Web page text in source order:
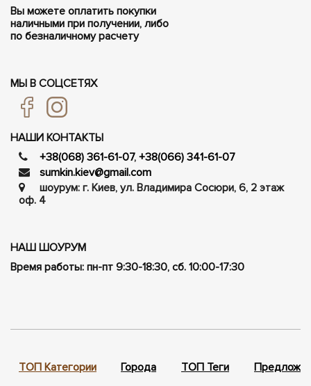
Вы можете оплатить покупки
наличными при получении, либо
по безналичному расчету
МЫ В СОЦСЕТЯХ
НАШИ КОНТАКТЫ
+38(068) 361-61-07, +38(066) 341-61-07
sumkin.kiev@gmail.com
шоурум: г. Киев, ул. Владимира Сосюри, ​​6, 2 этаж
оф. 4
НАШ ШОУРУМ
Время работы: пн-пт 9:30-18:30, сб. 10:00-17:30
ТОП Категории Города ТОП Теги